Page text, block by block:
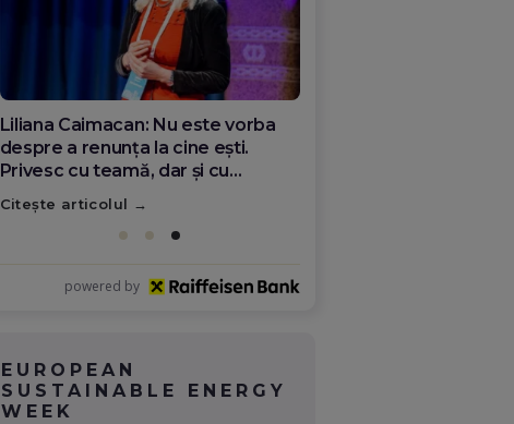
Diana Olar, românca de la Google
care demonstrează că diaspora
poate schimba România
Citește articolul
powered by
EUROPEAN
SUSTAINABLE ENERGY
WEEK